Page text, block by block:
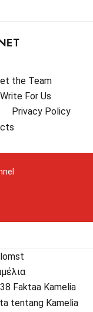
the Team
Write For Us
Privacy Policy
Faktaa Kamelia
tentang Kamelia